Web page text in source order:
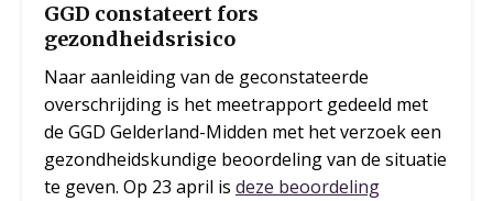
GGD constateert fors
gezondheidsrisico
Naar aanleiding van de geconstateerde
overschrijding is het meetrapport gedeeld met
de GGD Gelderland-Midden met het verzoek een
gezondheidskundige beoordeling van de situatie
te geven. Op 23 april is deze beoordeling